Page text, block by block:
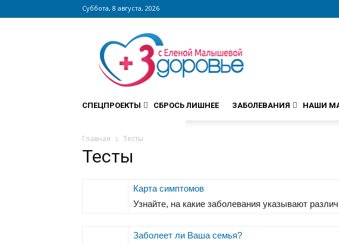
Суббота, 8 августа, 2026
Сайт
zdorovieinfo.ru
крупнейший
медицинский
интернет-
СПЕЦПРОЕКТЫ СБРОСЬ ЛИШНЕЕ ЗАБОЛЕВАНИЯ НАШИ
Главная Тесты
Тесты
Карта симптомов
Узнайте, на какие заболевания указывают
Заболеет ли Ваша семья?